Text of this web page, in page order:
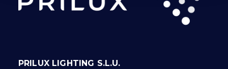
PRILUX LIGHTING S.L.U.